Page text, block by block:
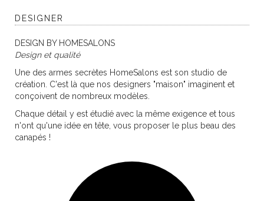
DESIGNER
DESIGN BY HOMESALONS
Design et qualité
Une des armes secrètes HomeSalons est son studio de
création. C'est là que nos designers "maison" imaginent et
conçoivent de nombreux modèles.
Chaque détail y est étudié avec la même exigence et tous
n'ont qu'une idée en tête, vous proposer le plus beau des
canapés !